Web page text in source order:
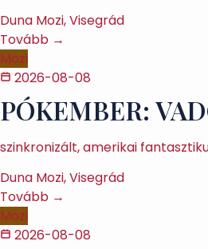
Duna Mozi, Visegrád
Tovább →
Mozi
2026-08-08
PÓKEMBER:
szinkronizált, amerikai
Duna Mozi, Visegrád
Tovább →
Mozi
2026-08-08